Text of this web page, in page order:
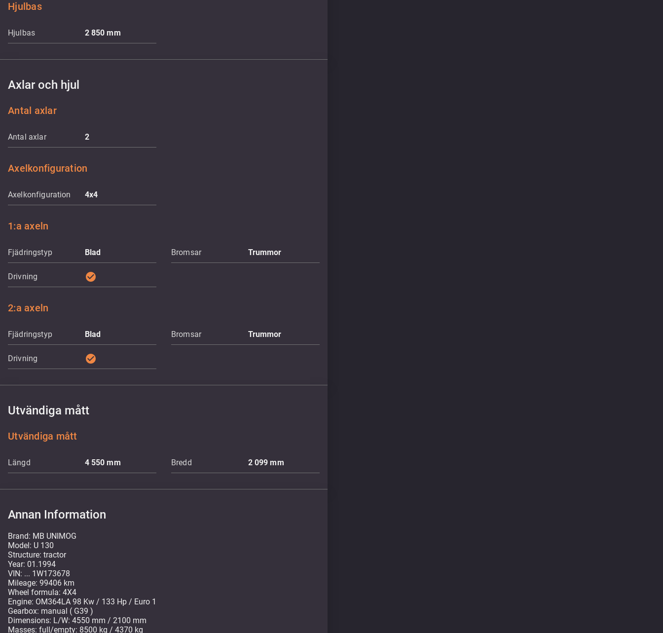
Hjulbas
Hjulbas 2 850mm
Axlar och hjul
Antal axlar
Antal axlar 2
Axelkonfiguration
Axelkonfiguration 4x4
1:a axeln
Fjädringstyp Blad Bromsar Trummor
Drivning check_circle
2:a axeln
Fjädringstyp Blad Bromsar Trummor
Drivning check_circle
Utvändiga mått
Utvändiga mått
Längd 4 550mm Bredd 2 099mm
Annan Information
Brand: MB UNIMOG
Model: U 130
Structure: tractor
Year: 01.1994
VIN: ... 1W173678
Mileage: 99406 km
Wheel formula: 4X4
Engine: OM364LA 98 Kw / 133 Hp / Euro 1
Gearbox: manual ( G39 )
Dimensions: L/W: 4550 mm / 2100 mm
Masses: full/empty: 8500 kg / 4370 kg